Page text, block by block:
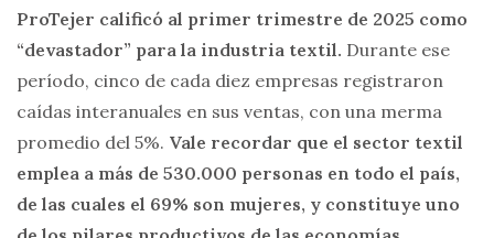
ProTejer calificó al primer trimestre de 2025 como
“devastador” para la industria textil. Durante ese
período, cinco de cada diez empresas registraron
caídas interanuales en sus ventas, con una merma
promedio del 5%. Vale recordar que el sector textil
emplea a más de 530.000 personas en todo el país,
de las cuales el 69% son mujeres, y constituye uno